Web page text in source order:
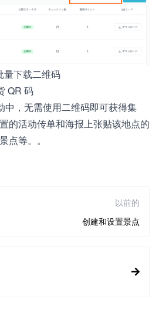
量下载二维码
QR 码
中，无需使用二维码即可获得集
的活动传单和海报上张贴该地点的
点等。。
以前的
创建和设置景点